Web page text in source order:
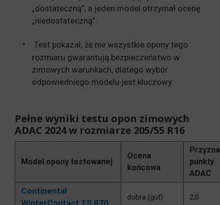
„dostateczną”, a jeden model otrzymał ocenę
„niedostateczną”.
Test pokazał, że nie wszystkie opony tego
rozmiaru gwarantują bezpieczeństwo w
zimowych warunkach, dlatego wybór
odpowiedniego modelu jest kluczowy.
Pełne wyniki testu opon zimowych
ADAC 2024 w rozmiarze 205/55 R16
Model opony testowanej
Ocena
końcowa
punkty
ADAC
Continental
dobra (gut) 2,0